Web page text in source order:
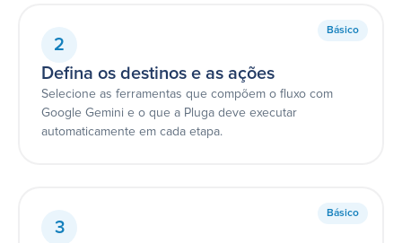
Básico
2
Defina os destinos e as ações
Selecione as ferramentas que compõem o fluxo com
Google Gemini e o que a Pluga deve executar
automaticamente em cada etapa.
Básico
3